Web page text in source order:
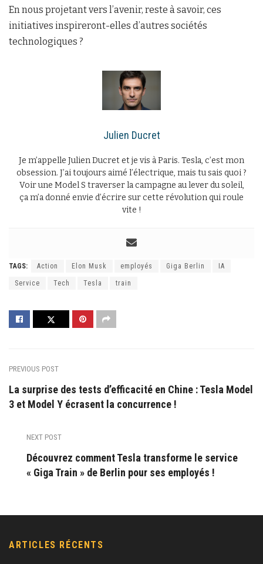
En nous projetant vers l’avenir, reste à savoir, ces
initiatives inspireront-elles d’autres sociétés
technologiques ?
Julien Ducret
Je m’appelle Julien Ducret et je vis à Paris. Tesla, c’est mon
obsession. J’ai toujours aimé l’électrique, mais tu sais quoi ?
Voir une Model S traverser la campagne au lever du soleil,
ça m’a donné envie d’écrire sur cette révolution qui roule
vite !
TAGS: Action Elon Musk employés Giga Berlin IA
Service Tech Tesla train
PREVIOUS POST
La surprise des tests d’efficacité en Chine : Tesla Model
3 et Model Y écrasent la concurrence !
NEXT POST
Découvrez comment Tesla transforme le service
« Giga Train » de Berlin pour ses employés !
ARTICLES RÉCENTS